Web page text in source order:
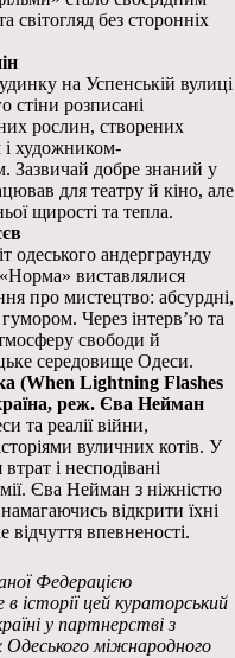
світогляд без сторонніх
на Успенській вулиці
стіни розписані
рослин, створених
і художником-
Зазвичай добре знаний у
для театру й кіно, але
щирості та тепла.
одеського андерграунду
виставлялися
про мистецтво: абсурдні,
Через інтерв’ю та
свободи й
середовище Одеси.
(When Lightning Flashes
реж. Єва Нейман
та реалії війни,
вуличних котів. У
і несподівані
Єва Нейман з ніжністю
відкрити їхні
відчуття впевненості.
Федерацією
історії цей кураторський
у партнерстві з
міжнародного